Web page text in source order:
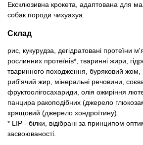
Ексклюзивна крокета, адаптована для
собак породи чихуахуа.
Склад
рис, кукурудза, дегідратовані протеїни
рослинних протеїнів*, тваринні жири,
тваринного походження, буряковий жом,
риб'ячий жир, мінеральні речовини, соєва
фруктоолiгосахариди, олія ожиріння
панцира ракоподібних (джерело
хрящовий (джерело хондроїтину).
* LIP - білки, відібрані за принципом
засвоюваності.